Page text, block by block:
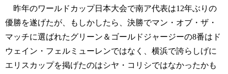
昨年のワールドカップ日本大会で南ア代表は12年ぶりの
優勝を遂げたが、もしかしたら、決勝でマン・オブ・ザ・
マッチに選ばれたグリーン＆ゴールドジャージーの8番はド
ウェイン・フェルミューレンではなく、横浜で誇らしげに
エリスカップを掲げたのはシヤ・コリシではなかったかも